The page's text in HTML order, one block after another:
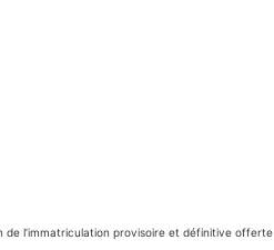
de l’immatriculation provisoire et définitive offerte